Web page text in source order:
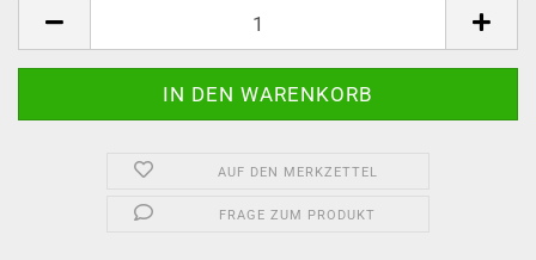
AUF DEN MERKZETTEL
FRAGE ZUM PRODUKT